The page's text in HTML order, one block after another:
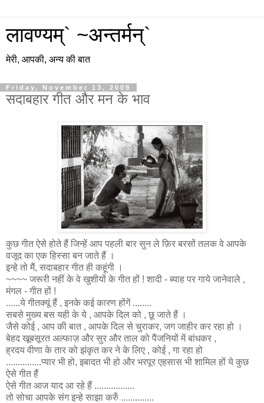
लावण्यम्` ~अन्तर्मन्`
मेरी, आपकी, अन्य की बात
Friday, November 13, 2009
सदाबहार गीत और मन के भाव
कुछ गीत ऐसे होते हैं जिन्हें आप पहली बार सुन ले फ़िर बरसों तलक वे आपके
वजूद का एक हिस्सा बन जाते हैं ।
इन्हे तो मैं, सदाबहार गीत ही कहूंगी ।
~~~~ जरूरी नहीं के वे खुशीयों के गीत हों ! शादी - ब्याह पर गाये जानेवाले ,
मंगल - गीत हों !
......ये गीतक्यूं हैं , इनके कई कारण होंगें ........
सबसे मुख्य बस यही के ये , आपके दिल को , छू जाते हैं ।
जैसे कोई , आप की बात , आपके दिल से चुराकर, जग जाहीर कर रहा हो ।
बेहद खूबसूरत अल्फाज़ और सुर और ताल को पैंजनियों में बांधकर ,
ह्रदय वीणा के तार को झंकृत कर ने के लिए , कोई , गा रहा हो
...............प्यार भी हो, इबादत भी हो और भरपूर एहसास भी शामिल हों ये कुछ
ऐसे गीत हैं
ऐसे गीत आज याद आ रहे हैं .................
तो सोचा आपके संग इन्हे साझा करुँ ..............